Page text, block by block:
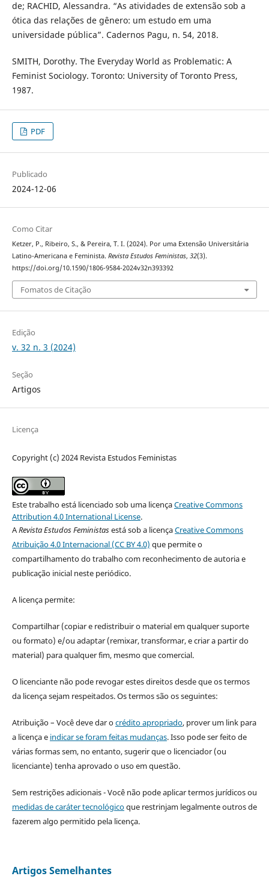
de; RACHID, Alessandra. “As atividades de extensão sob a
ótica das relações de gênero: um estudo em uma
universidade pública”. Cadernos Pagu, n. 54, 2018.
SMITH, Dorothy. The Everyday World as Problematic: A
Feminist Sociology. Toronto: University of Toronto Press,
1987.
PDF
Publicado
2024-12-06
Como Citar
Ketzer, P., Ribeiro, S., & Pereira, T. I. (2024). Por uma Extensão Universitária
Latino-Americana e Feminista. Revista Estudos Feministas, 32(3).
https://doi.org/10.1590/1806-9584-2024v32n393392
Fomatos de Citação
Edição
v. 32 n. 3 (2024)
Seção
Artigos
Licença
Copyright (c) 2024 Revista Estudos Feministas
Este trabalho está licenciado sob uma licençaCreative Commons
Attribution 4.0 International License.
ARevista Estudos Feministasestá sob a licençaCreative Commons
Atribuição 4.0 Internacional (CC BY 4.0) que permite o
compartilhamento do trabalho com reconhecimento de autoria e
publicação inicial neste periódico.
A licença permite:
Compartilhar (copiar e redistribuir o material em qualquer suporte
ou formato) e/ou adaptar (remixar, transformar, e criar a partir do
material) para qualquer fim, mesmo que comercial.
O licenciante não pode revogar estes direitos desde que os termos
da licença sejam respeitados. Os termos são os seguintes:
Atribuição – Você deve dar ocrédito apropriado, prover um link para
a licença e indicar se foram feitas mudanças. Isso pode ser feito de
várias formas sem, no entanto, sugerir que o licenciador (ou
licenciante) tenha aprovado o uso em questão.
Sem restrições adicionais - Você não pode aplicar termos jurídicos ou
medidas de caráter tecnológicoque restrinjam legalmente outros de
fazerem algo permitido pela licença.
Artigos Semelhantes